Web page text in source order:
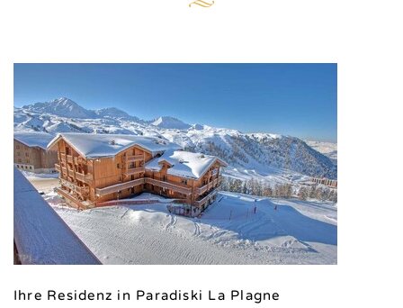
TPI
Ihre Residenz in Paradiski La Plagne